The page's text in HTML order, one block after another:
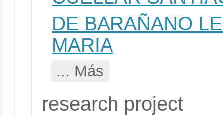
DE BARAÑANO
MARIA
... Más
research project